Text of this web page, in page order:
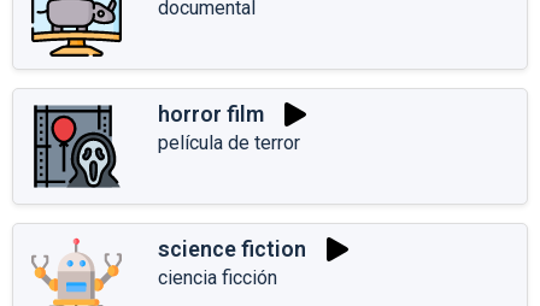
documental
horror film
película de terror
science fiction
ciencia ficción